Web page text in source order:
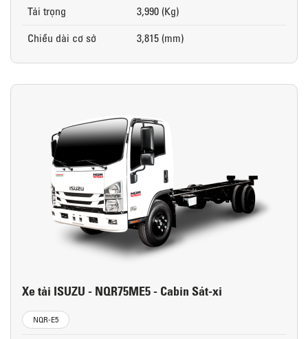
Tải trọng
3,990 (Kg)
Chiều dài cơ sở
3,815 (mm)
Xe tải ISUZU - NQR75ME5 - Cabin Sát-xi
NQR-E5